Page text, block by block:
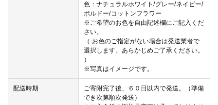
色：ナチュラルホワイト/グレー/ネイビー/
ボルドー/コットンフラワー
※ご希望のお色を自由記述欄にご記入くだ
さい。
（ お色のご指定がない場合は発送業者で
選択します。あらかじめご了承ください。
）
※写真はイメージです。
配送時期
ご寄附完了後、６０日以内で発送。（準備
でき次第順次発送）